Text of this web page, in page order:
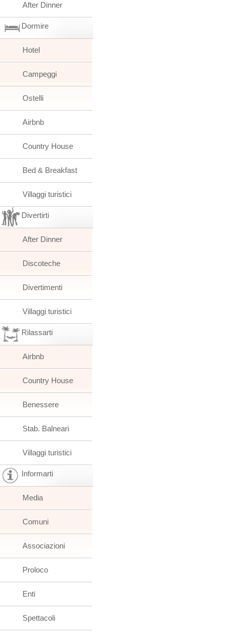
After Dinner
Dormire
Hotel
Campeggi
Ostelli
Airbnb
Country House
Bed & Breakfast
Villaggi turistici
Divertirti
After Dinner
Discoteche
Divertimenti
Villaggi turistici
Rilassarti
Airbnb
Country House
Benessere
Stab. Balneari
Villaggi turistici
Informarti
Media
Comuni
Associazioni
Proloco
Enti
Spettacoli